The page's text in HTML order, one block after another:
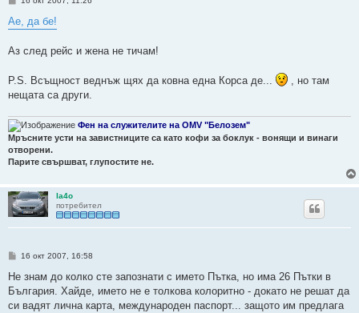
е
н
е
Ае, да бе!
Аз след рейс и жена не тичам!
P.S. Всъщност веднъж щях да ковна една Корса де...
, но там
нещата са други.
Фен на служителите на OMV "Белозем"
Мръсните усти на завистниците са като кофи за боклук - вонящи и винаги
отворени.
Парите свършват, глупостите не.
la4o
потребител
М
е
и
е
16 окт 2007, 16:58
Не знам до колко сте запознати с името Пътка, но има 26 Пътки в
България. Хайде, името не е толкова колоритно - докато не решат да
си вадят лична карта, международен паспорт... защото им предлага